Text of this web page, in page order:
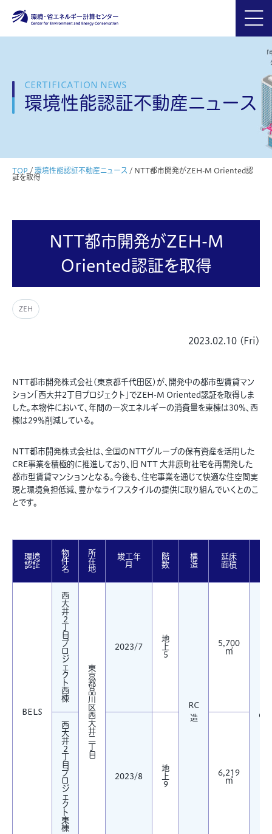
CERTIFICATION NEWS
環境性能認証不動産ニュース
TOP / 環境性能認証不動産ニュース / NTT都市開発がZEH-M Oriented認
証を取得
NTT都市開発がZEH-M
Oriented認証を取得
ZEH
2023.02.10 (Fri)
NTT都市開発株式会社(東京都千代田区)が、開発中の都市型賃貸マン
ション「西大井2丁目プロジェクト」でZEH-M Oriented認証を取得しま
した。本物件において、年間の一次エネルギーの消費量を東棟は30％、西
棟は29％削減している。
NTT都市開発株式会社は、 全国のNTTグループの保有資産を活用した
CRE事業を積極的に推進しており、旧 NTT 大井原町社宅を再開発した
都市型賃貸マンションとなる。今後も、住宅事業を通じて快適な住空間実
現と環境負担低減、豊かなライフスタイルの提供に取り組んでいくとのこ
とです。
環境
認証
物
件
名
所
在
地
竣工年
月
階
数
構
造
延床
面積
BELS
西
大
井
2
丁
目
プ
ロ
ジ
ェ
ク
ト
西
棟
東
京
都
品
川
区
西
大
井
二
丁
目
2023/7
地
上
5
RC
造
5,700
㎡
西
大
井
2
丁
目
プ
ロ
ジ
ェ
ク
ト
東
棟
2023/8
地
上
9
6,219
㎡